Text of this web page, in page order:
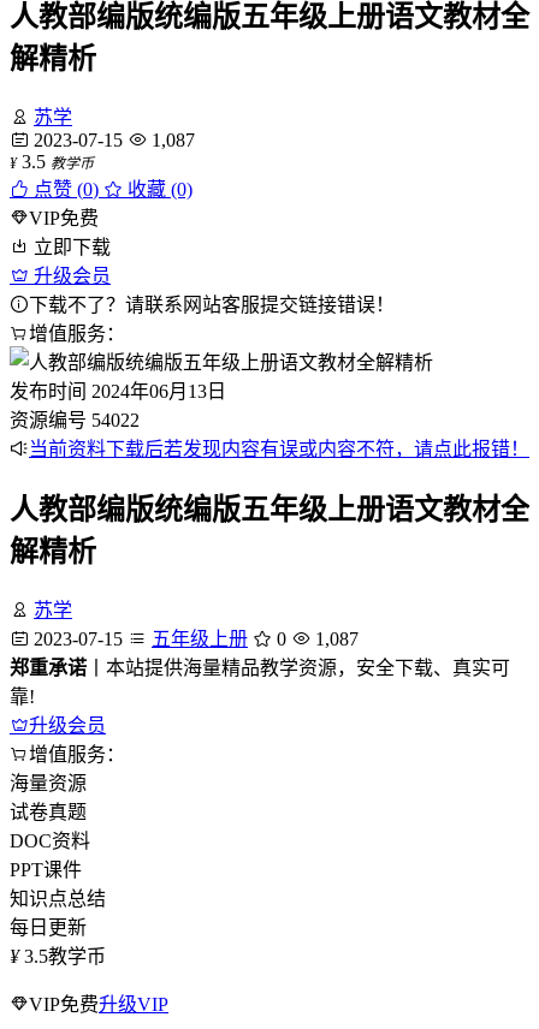
人教部编版统编版五年级上册语文教材全
解精析
苏学
2023-07-15
1,087
¥ 3.5 教学币
点赞 (0)
收藏 (0)
VIP免费
立即下载
升级会员
下载不了？请联系网站客服提交链接错误！
增值服务：
发布时间 2024年06月13日
资源编号 54022
当前资料下载后若发现内容有误或内容不符，请点此报错！
人教部编版统编版五年级上册语文教材全
解精析
苏学
2023-07-15
五年级上册 0
1,087
郑重承诺 丨本站提供海量精品教学资源，安全下载、真实可
靠!
升级会员
增值服务：
海量资源
试卷真题
DOC资料
PPT课件
知识点总结
每日更新
¥ 3.5教学币
VIP免费升级VIP